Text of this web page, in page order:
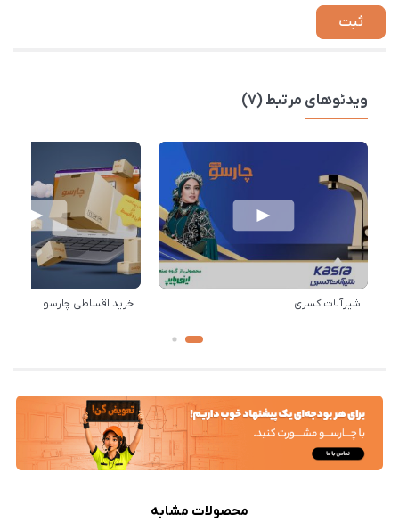
ویدئوهای مرتبط (7)
شیرآلات کسری خرید اقساطی چارسو
محصولات مشابه